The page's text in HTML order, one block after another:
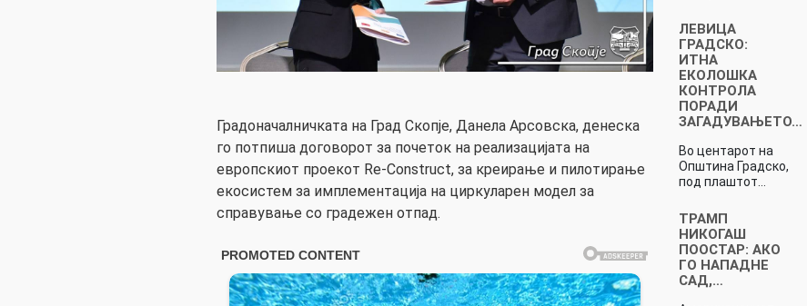
Градоначалничката на Град Скопје, Данела Арсовска, денеска
го потпиша договорот за почеток на реализацијата на
европскиот проекот Re-Construct, за креирање и пилотирање
екосистем за имплементација на циркуларен модел за
справување со градежен отпад.
ЛЕВИЦА
ГРАДСКО:
ИТНА
ЕКОЛОШКА
КОНТРОЛА
ПОРАДИ
ЗАГАДУВАЊЕТО…
Во центарот на
Општина Градско,
под плаштот…
ТРАМП
НИКОГАШ
ПООСТАР: АКО
ГО НАПАДНЕ
САД,…